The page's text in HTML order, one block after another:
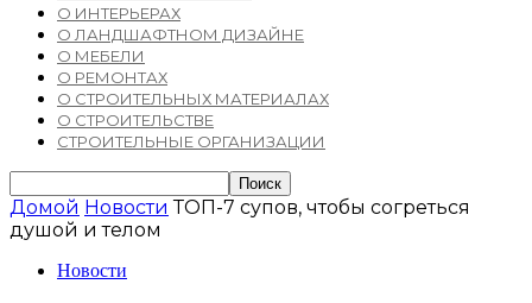
О ИНТЕРЬЕРАХ
О ЛАНДШАФТНОМ ДИЗАЙНЕ
О МЕБЕЛИ
О РЕМОНТАХ
О СТРОИТЕЛЬНЫХ МАТЕРИАЛАХ
О СТРОИТЕЛЬСТВЕ
СТРОИТЕЛЬНЫЕ ОРГАНИЗАЦИИ
Домой Новости ТОП-7 супов, чтобы согреться
душой и телом
Новости